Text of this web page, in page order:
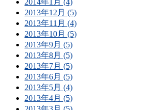
2013年12月 (5)
2013年11月 (4)
2013年10月 (5)
2013年9月 (5)
2013年8月 (5)
2013年7月 (5)
2013年6月 (5)
2013年5月 (4)
2013年4月 (5)